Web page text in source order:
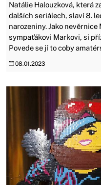
Natálie Halouzková, která
dalších seriálech, slaví 8.
narozeniny. Jako
sympaťákovi Markovi, si
Povede se jí to coby
08.01.2023